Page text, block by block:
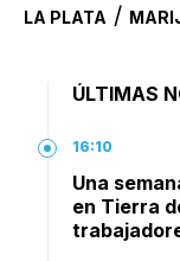
LA PLATA /
ÚLTIMAS
16:10
Una
en Tierra